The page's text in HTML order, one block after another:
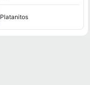
Platanitos